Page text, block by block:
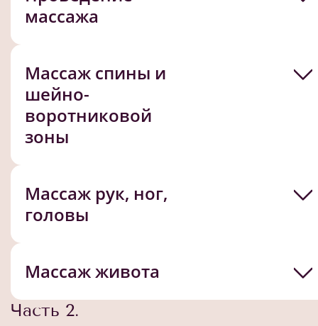
массажа
Массаж спины и
шейно-
воротниковой
зоны
Массаж рук, ног,
головы
Массаж живота
Часть 2.